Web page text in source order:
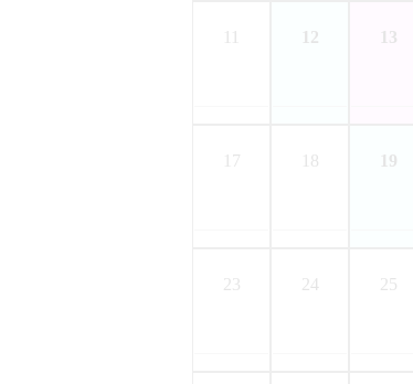
11 12 13
17 18 19
23 24 25